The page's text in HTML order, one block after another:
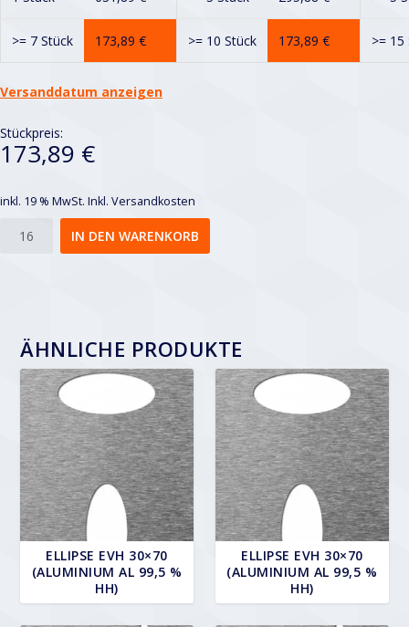
>= 7 Stück 173,89 € >= 10 Stück 173,89 € >= 15
Versanddatum anzeigen
Stückpreis:
173,89 €
inkl. 19 % MwSt. Inkl. Versandkosten
IN DEN WARENKORB
ÄHNLICHE PRODUKTE
ELLIPSE EVH 30×70
(ALUMINIUM AL 99,5 %
HH)
ELLIPSE EVH 30×70
(ALUMINIUM AL 99,5 %
HH)